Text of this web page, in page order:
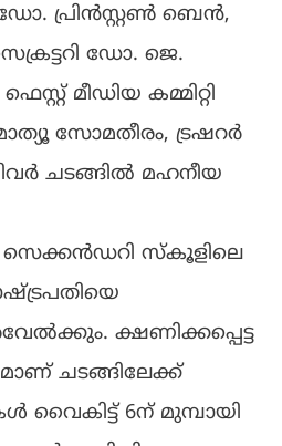
പ്രിന്‍സ്റ്റണ്‍ ബെന്‍,
ഡോ. ജെ.
മീഡിയ കമ്മിറ്റി
സോമതീരം, ട്രഷറര്‍
ചടങ്ങില്‍ മഹനീയ
സെക്കന്‍ഡറി സ്‌കൂളിലെ
ക്ഷണിക്കപ്പെട്ട
ചടങ്ങിലേക്ക്
വൈകിട്ട് 6ന് മുമ്പായി